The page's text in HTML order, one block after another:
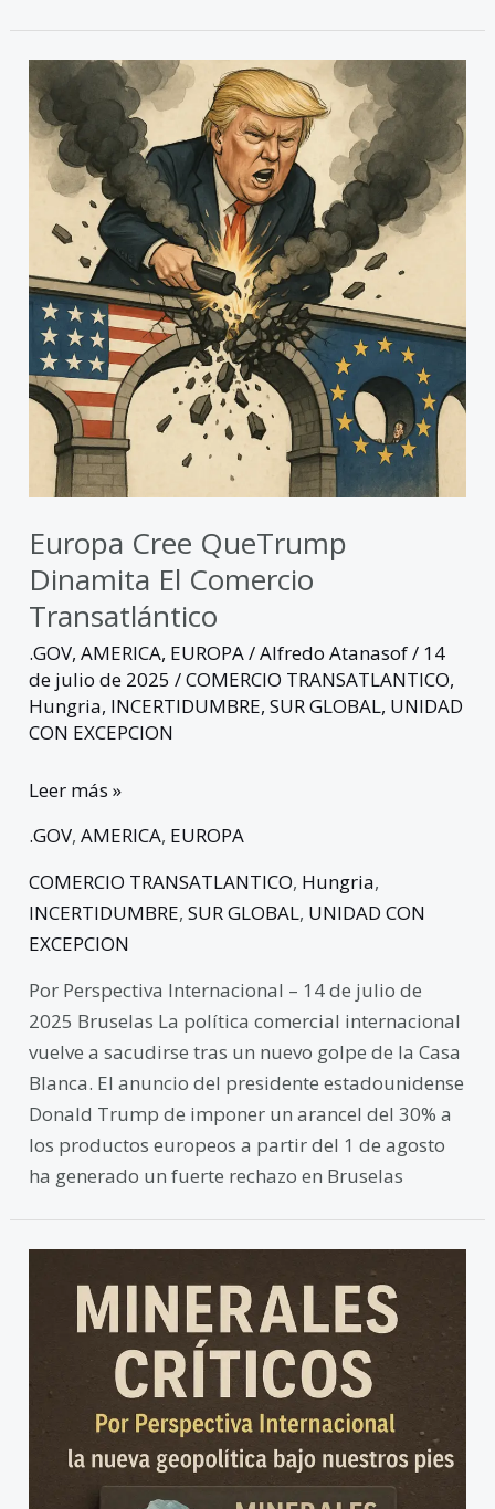
Europa Cree QueTrump
Dinamita El Comercio
Transatlántico
.GOV,AMERICA, EUROPA/Alfredo Atanasof/ 14
de julio de 2025/COMERCIO TRANSATLANTICO,
Hungria, INCERTIDUMBRE,SUR GLOBAL, UNIDAD
CON EXCEPCION
Europa
cree
queTrump
dinamita
comercio
transatlántico
Leer más »
.GOV,AMERICA, EUROPA
COMERCIO TRANSATLANTICO, Hungria,
INCERTIDUMBRE,SUR GLOBAL, UNIDAD CON
EXCEPCION
Por Perspectiva Internacional – 14 de julio de
2025 Bruselas La política comercial internacional
vuelve a sacudirse tras un nuevo golpe de la Casa
Blanca. El anuncio del presidente estadounidense
Donald Trump de imponer un arancel del 30% a
los productos europeos a partir del 1 de agosto
ha generado un fuerte rechazo en Bruselas
críticos